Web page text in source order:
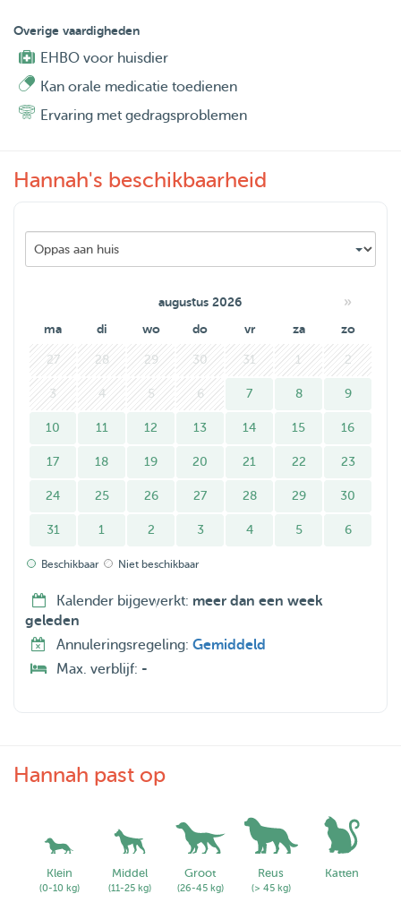
gelukkig is in uw afwezigheid. Kies voor mij als uw
dierenoppas en geniet van de gemoedsrust wetende dat
uw geliefde huisdier in goede handen is. Uw huisdier
verdient het beste, en dat bied ik met passie en
Overige vaardigheden
EHBO voor huisdier
Kan orale medicatie toedienen
Ervaring met gedragsproblemen
Hannah's beschikbaarheid
augustus 2026 »
ma di wo do vr za zo
27 28 29 30 31 1 2
3 4 5 6 7 8 9
10 11 12 13 14 15 16
17 18 19 20 21 22 23
24 25 26 27 28 29 30
31 1 2 3 4 5 6
Beschikbaar Niet beschikbaar
Kalender bijgewerkt: meer dan een week
geleden
Annuleringsregeling: Gemiddeld
Max. verblijf: -
Hannah past op
Klein
(0-10 kg)
Middel
(11-25 kg)
Groot
(26-45 kg)
Reus
(> 45 kg)
Katten